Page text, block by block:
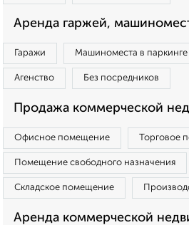
Аренда гаржей,
Гаражи Машиноместа в паркинге
Агенство Без посредников
Продажа коммерческой
Офисное помещение Торговое
Помещение свободного назначения
Складское помещение
Аренда коммерческой